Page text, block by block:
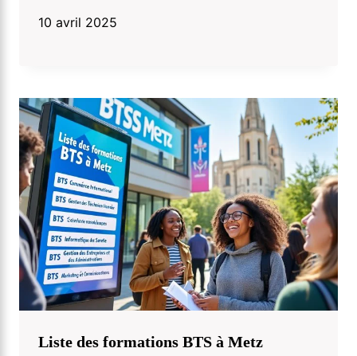
10 avril 2025
Liste des formations BTS à Metz